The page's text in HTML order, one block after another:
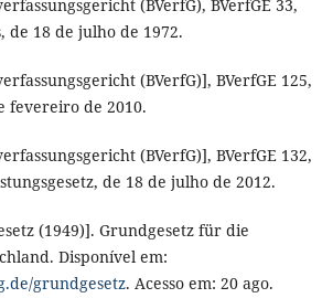
(BVerfG), BVerfGE 33,
de 18 de julho de 1972.
(BVerfG)], BVerfGE 125,
fevereiro de 2010.
(BVerfG)], BVerfGE 132,
de 18 de julho de 2012.
(1949)]. Grundgesetz für die
Disponível em:
grundgesetz. Acesso em: 20 ago.